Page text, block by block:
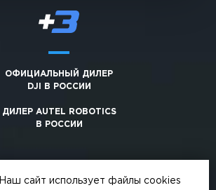
ОФИЦИАЛЬНЫЙ ДИЛЕР
DJI В РОССИИ
ДИЛЕР AUTEL ROBOTICS
В РОССИИ
Наш сайт использует файлы cookies